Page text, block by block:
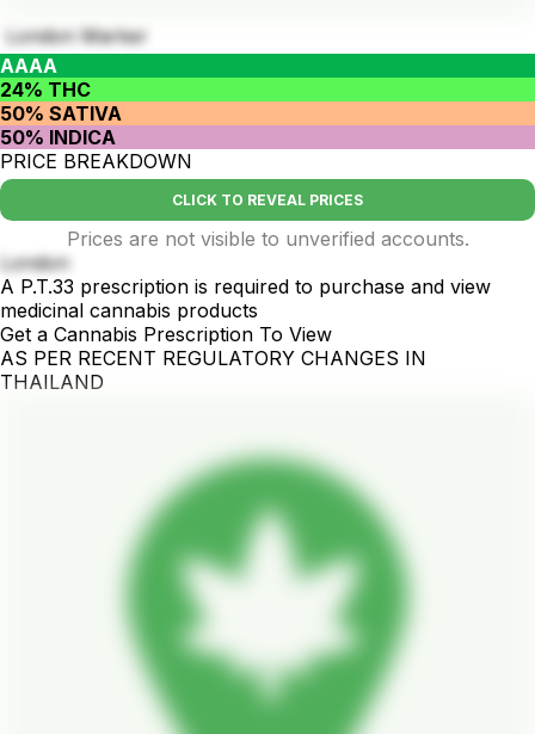
London Marker
AAAA
24% THC
50% SATIVA
50% INDICA
PRICE BREAKDOWN
CLICK TO REVEAL PRICES
Prices are not visible to unverified accounts.
London
A P.T.33 prescription is required to purchase and view
medicinal cannabis products
Get a Cannabis Prescription To View
AS PER RECENT REGULATORY CHANGES IN
THAILAND